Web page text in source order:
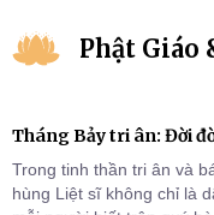
Phật Giáo
Tháng Bảy tri ân: Đời
Trong tinh thần tri ân và
hùng Liệt sĩ không chỉ là